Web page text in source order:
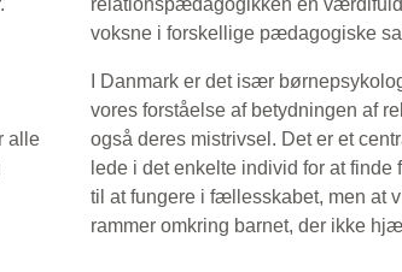
alle
relationspædagogikken en
voksne i forskellige pædagogiske
I Danmark er det især
vores forståelse af betydningen af
også deres mistrivsel. Det er et
lede i det enkelte individ for at
til at fungere i fællesskabet, men at
rammer omkring barnet, der ikke